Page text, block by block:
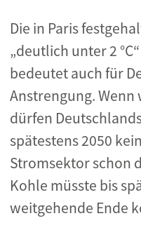
Die in Paris
„deutlich unter 2
bedeutet auch für
Anstrengung. Wenn
dürfen
spätestens 2050
Stromsektor schon
Kohle müsste bis
weitgehende Ende